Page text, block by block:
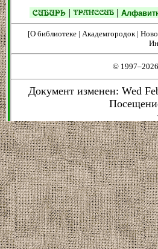
| |
[О библиотеке| Академгородок|
©
Документ изменен: Wed